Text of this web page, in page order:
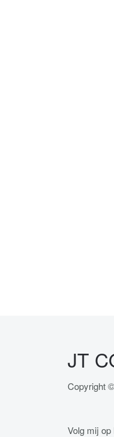
JT
Copyright
Volg mij op